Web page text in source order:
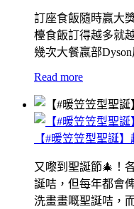
訂座食飯隨時贏大
檯食飯訂得越多就
幾次大餐贏部
Read more
【#暖笠笠型聖誕
又嚟到聖誕節🎄！
誕咭，但每年都會
洗畫畫嘅聖誕咭，